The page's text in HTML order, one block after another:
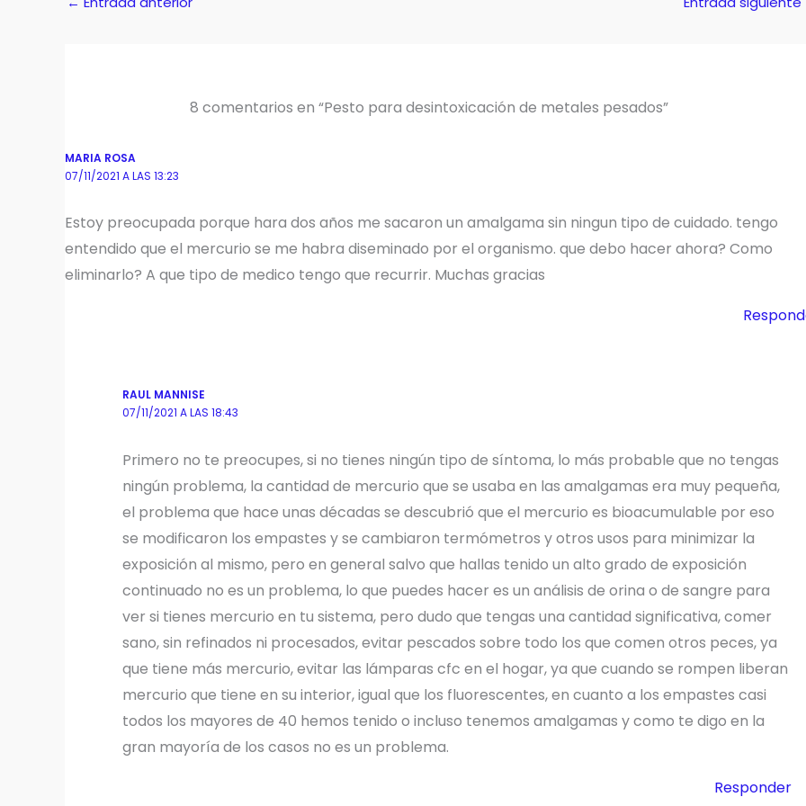
8 comentarios en “Pesto para desintoxicación de metales pesados”
MARIA ROSA
07/11/2021 A LAS 13:23
Estoy preocupada porque hara dos años me sacaron un amalgama sin ningun tipo de cuidado. tengo
entendido que el mercurio se me habra diseminado por el organismo. que debo hacer ahora? Como
eliminarlo? A que tipo de medico tengo que recurrir. Muchas gracias
RAUL MANNISE
07/11/2021 A LAS 18:43
Primero no te preocupes, si no tienes ningún tipo de síntoma, lo más probable que no tengas
ningún problema, la cantidad de mercurio que se usaba en las amalgamas era muy pequeña,
el problema que hace unas décadas se descubrió que el mercurio es bioacumulable por eso
se modificaron los empastes y se cambiaron termómetros y otros usos para minimizar la
exposición al mismo, pero en general salvo que hallas tenido un alto grado de exposición
continuado no es un problema, lo que puedes hacer es un análisis de orina o de sangre para
ver si tienes mercurio en tu sistema, pero dudo que tengas una cantidad significativa, comer
sano, sin refinados ni procesados, evitar pescados sobre todo los que comen otros peces, ya
que tiene más mercurio, evitar las lámparas cfc en el hogar, ya que cuando se rompen liberan
mercurio que tiene en su interior, igual que los fluorescentes, en cuanto a los empastes casi
todos los mayores de 40 hemos tenido o incluso tenemos amalgamas y como te digo en la
gran mayoría de los casos no es un problema.
Responder